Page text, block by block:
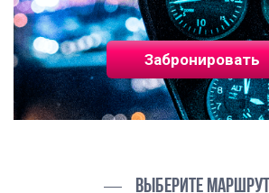
Забронировать
ВЫБЕРИТЕ МАРШРУТ